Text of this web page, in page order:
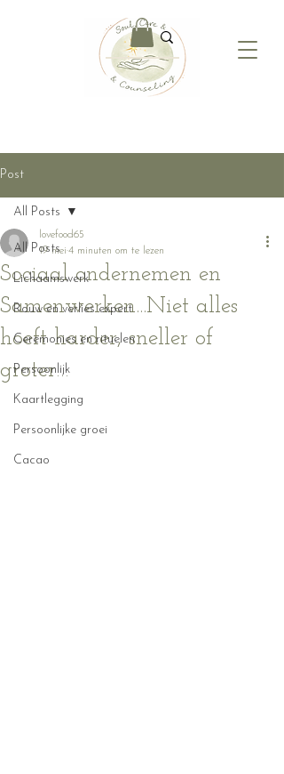
Post
All Posts
Lichaamswerk
Rouw en verlies expert
Ceremonies en rituelen
Persoonlijk
Kaartlegging
Persoonlijke groei
Cacao
All Posts
Sociaal ondernemen en
Samenwerken...Niet alles
hoeft harder, sneller of
groter…
lovefood65
19 mei 4 minuten om te lezen